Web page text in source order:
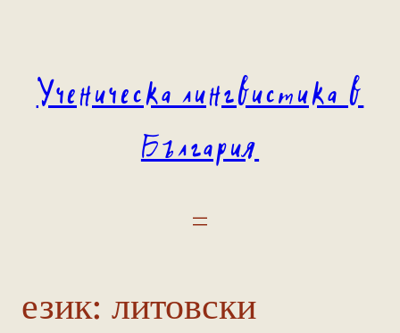
Ученическа лингвистика в
България
език: литовски